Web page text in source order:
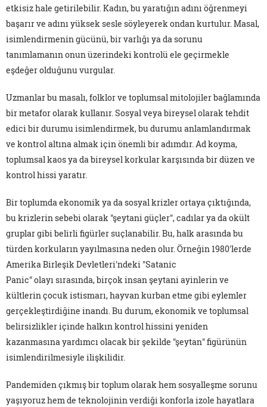
etkisiz hale getirilebilir. Kadın, bu yaratığın adını öğrenmeyi
başarır ve adını yüksek sesle söyleyerek ondan kurtulur. Masal,
isimlendirmenin gücünü, bir varlığı ya da sorunu
tanımlamanın onun üzerindeki kontrolü ele geçirmekle
eşdeğer olduğunu vurgular.
Uzmanlar bu masalı, folklor ve toplumsal mitolojiler bağlamında
bir metafor olarak kullanır. Sosyal veya bireysel olarak tehdit
edici bir durumu isimlendirmek, bu durumu anlamlandırmak
ve kontrol altına almak için önemli bir adımdır. Ad koyma,
toplumsal kaos ya da bireysel korkular karşısında bir düzen ve
kontrol hissi yaratır.
Bir toplumda ekonomik ya da sosyal krizler ortaya çıktığında,
bu krizlerin sebebi olarak "şeytani güçler", cadılar ya da okült
gruplar gibi belirli figürler suçlanabilir. Bu, halk arasında bu
türden korkuların yayılmasına neden olur. Örneğin 1980'lerde
Amerika Birleşik Devletleri'ndeki "Satanic
Panic" olayı sırasında, birçok insan şeytani ayinlerin ve
kültlerin çocuk istismarı, hayvan kurban etme gibi eylemler
gerçekleştirdiğine inandı. Bu durum, ekonomik ve toplumsal
belirsizlikler içinde halkın kontrol hissini yeniden
kazanmasına yardımcı olacak bir şekilde "şeytan" figürünün
isimlendirilmesiyle ilişkilidir.
Pandemiden çıkmış bir toplum olarak hem sosyalleşme sorunu
yaşıyoruz hem de teknolojinin verdiği konforla izole hayatlara